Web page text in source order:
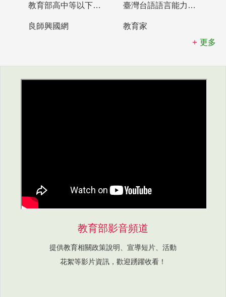
教育部高中等以下學校及幼兒園教師資格檢定考試 臺灣台語語言能力認證網站
良師興國網
教育家
更多
教育部影音頻道
提供教育相關政策說明、宣導短片、活動
花絮等影片資訊，歡迎踴躍收看！